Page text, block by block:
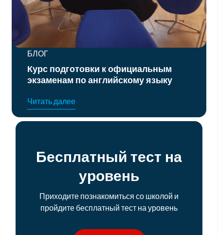
БЛОГ
Курс подготовки к официальным
экзаменам по английскому языку
Читать далее
Бесплатный тест на
уровень
Приходите познакомиться со школой и
пройдите бесплатный тест на уровень